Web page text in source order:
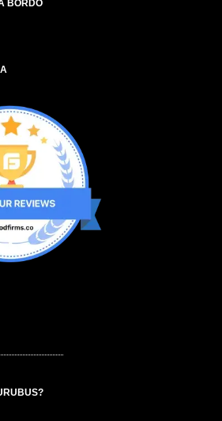
BORDO